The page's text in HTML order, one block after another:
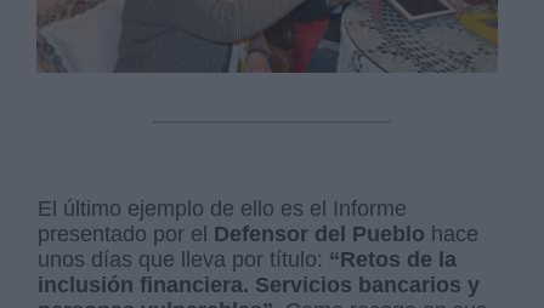
El último ejemplo de ello es el Informe
presentado por el Defensor del Pueblo hace
unos días que lleva por título: “Retos de la
inclusión financiera. Servicios bancarios y